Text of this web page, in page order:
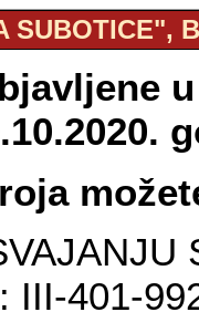
SUBOTICE",
III-401-